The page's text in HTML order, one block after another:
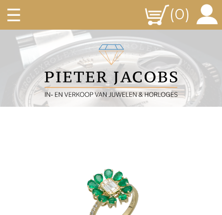
☰ (0)